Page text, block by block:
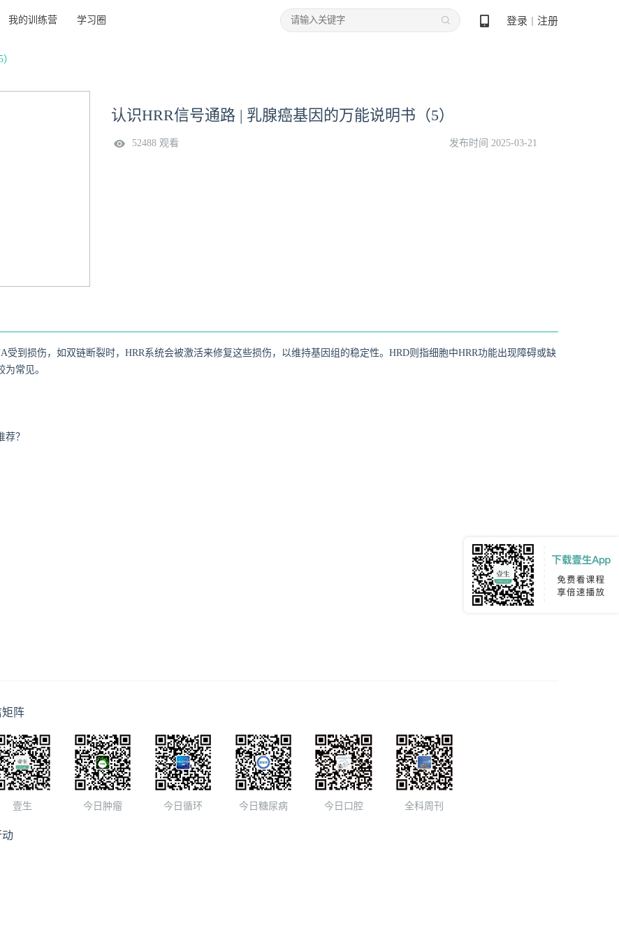
我的训练营 学习圈 登录 注册
认识HRR信号通路 | 乳腺癌基因的万能说明书（5）
52488 观看 发布时间 2025-03-21
到损伤，如双链断裂时，HRR系统会被激活来修复这些损伤，以维持基因组的稳定性。HRD则指细胞中HRR功能出现障碍或缺
常见。
？
阵
壹生 今日肿瘤 今日循环 今日糖尿病 今日口腔 全科周刊
动